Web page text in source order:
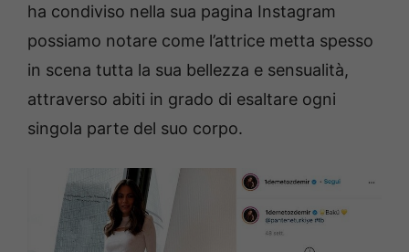
ha condiviso nella sua pagina Instagram
possiamo notare come l’attrice metta spesso
in scena tutta la sua bellezza e sensualità,
attraverso abiti in grado di esaltare ogni
singola parte del suo corpo.